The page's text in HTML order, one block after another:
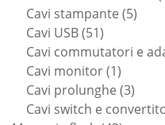
Cavi stampante 55
Cavi USB 5151
prodotti
Cavi commutatori e
Cavi monitor 11
prodotto
Cavi prolunghe 33
Cavi switch e